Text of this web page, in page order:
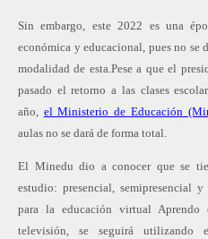
en
Sin embargo, este 2022 es una
económica y educacional, pues no se
modalidad de esta.Pese a que el
pasado el retorno a las clases
año, el Ministerio de Educación
aulas no se dará de forma total.
El Minedu dio a conocer que se
estudio: presencial, semipresencial
para la educación virtual
televisión, se seguirá